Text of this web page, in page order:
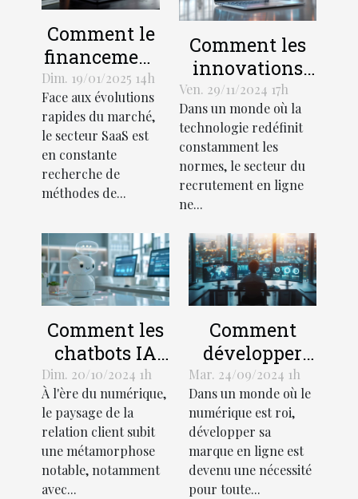
Comment le
financement
basé sur les
revenus
révolutionne
le secteur
SaaS
Dim. 19/01/2025 14h
Face aux évolutions
rapides du marché,
le secteur SaaS est
en constante
recherche de
méthodes de...
Comment les
innovations
technologiques
transforment-
elles le
recrutement en
ligne ?
Ven. 29/11/2024 17h
Dans un monde où la
technologie redéfinit
constamment les
normes, le secteur du
recrutement en ligne
ne...
Comment les
chatbots IA
transforment-
ils le service
client dans
les
entreprises ?
Dim. 20/10/2024 1h
À l'ère du numérique,
le paysage de la
relation client subit
une métamorphose
notable, notamment
avec...
Comment
développer
votre marque
en ligne grâce
à l'expertise
en digital
Mar. 24/09/2024 1h
Dans un monde où le
numérique est roi,
développer sa
marque en ligne est
devenu une nécessité
pour toute...